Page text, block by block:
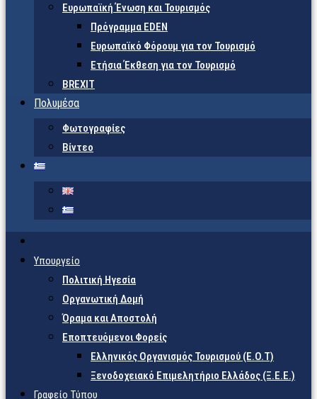
Ευρωπαϊκή Ένωση και Τουρισμός
Πρόγραμμα EDEN
Ευρωπαϊκό Φόρουμ για τον Τουρισμό
Ετήσια Έκθεση για τον Τουρισμό
BREXIT
Πολυμέσα
Φωτογραφίες
Βίντεο
Υπουργείο
Πολιτική Ηγεσία
Οργανωτική Δομή
Όραμα και Αποστολή
Εποπτευόμενοι Φορείς
Eλληνικός Οργανισμός Τουρισμού (Ε.Ο.Τ)
Ξενοδοχειακό Επιμελητήριο Ελλάδος (Ξ.Ε.Ε.)
Γραφείο Τύπου